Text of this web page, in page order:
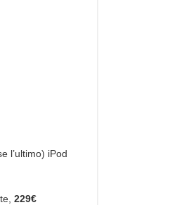
l’ultimo) iPod
229€